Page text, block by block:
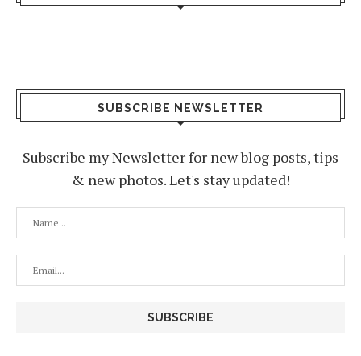
SUBSCRIBE NEWSLETTER
Subscribe my Newsletter for new blog posts, tips
& new photos. Let's stay updated!